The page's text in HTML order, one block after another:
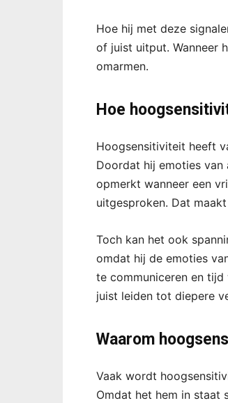
Hoe hij met deze
of juist uitput. Wanneer
omarmen.
Hoe
Hoogsensitiviteit heeft
Doordat hij emoties van
opmerkt wanneer een
uitgesproken. Dat
Toch kan het ook
omdat hij de emoties
te communiceren en
juist leiden tot diepere
Waarom
Vaak wordt
Omdat het hem in staat